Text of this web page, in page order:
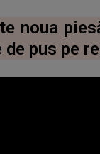
noua
pus pe